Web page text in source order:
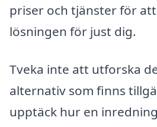
priser och tjänster för
lösningen för just dig.
Tveka inte att utforska
alternativ som finns
upptäck hur en